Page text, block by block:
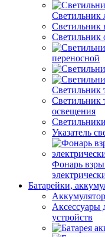
Светильник
Светильник
Светильник
переносной
Светильник
Светильник
освещения
Указатель
Фонарь
Батарейки,
Аксессуары
устройств